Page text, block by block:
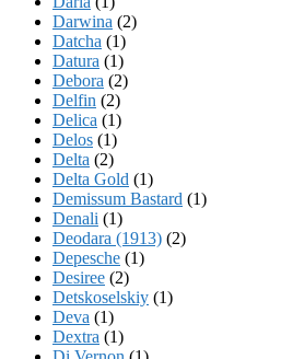
Darwina (2)
Datcha (1)
Datura (1)
Debora (2)
Delfin (2)
Delica (1)
Delos (1)
Delta (2)
Delta Gold (1)
Demissum Bastard (1)
Denali (1)
Deodara (1913) (2)
Depesche (1)
Desiree (2)
Detskoselskiy (1)
Deva (1)
Dextra (1)